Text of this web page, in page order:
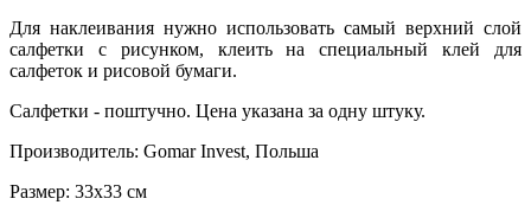
Для наклеивания нужно использовать самый верхний слой
салфетки с рисунком, клеить на специальный клей для
салфеток и рисовой бумаги.
Салфетки - поштучно. Цена указана за одну штуку.
Производитель: Gomar Invest, Польша
Размер: 33х33 см